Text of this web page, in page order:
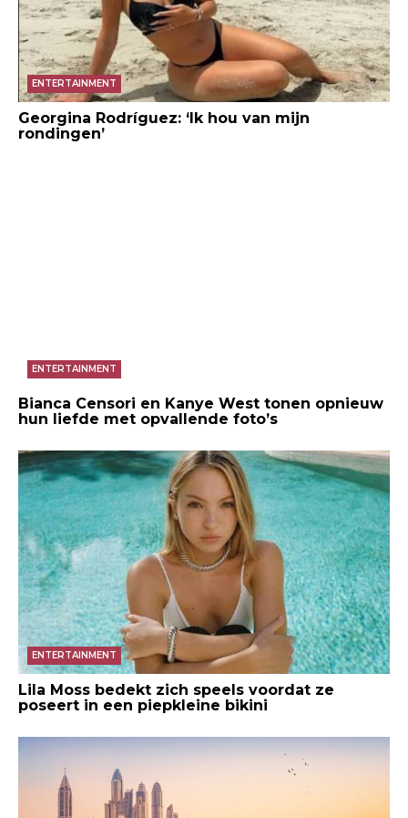
ENTERTAINMENT
Georgina Rodríguez: ‘Ik hou van mijn
rondingen’
ENTERTAINMENT
Bianca Censori en Kanye West tonen opnieuw
hun liefde met opvallende foto’s
ENTERTAINMENT
Lila Moss bedekt zich speels voordat ze
poseert in een piepkleine bikini